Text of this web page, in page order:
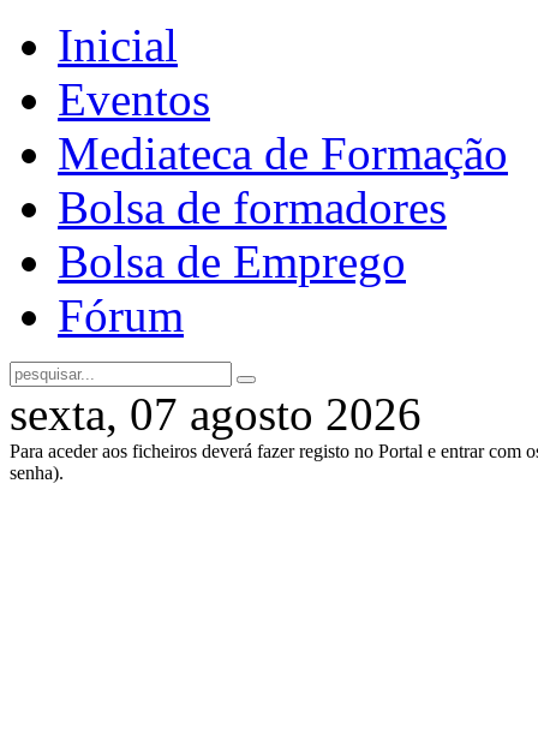
Inicial
Eventos
Mediateca de Formação
Bolsa de formadores
Bolsa de Emprego
Fórum
sexta, 07 agosto 2026
Para aceder aos ficheiros deverá fazer registo no Portal e entrar com
senha).